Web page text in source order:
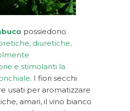
possiedono
diuretiche,
e stimolanti la
. I fiori secchi
usati per aromatizzare
amari, il vino bianco